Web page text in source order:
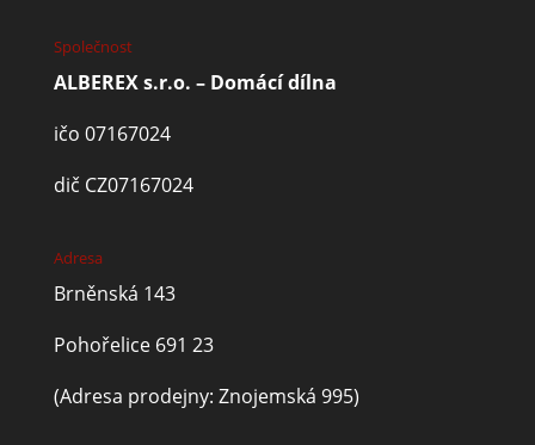
Společnost
ALBEREX s.r.o. – Domácí dílna
ičo 07167024
dič CZ07167024
Adresa
Brněnská 143
Pohořelice 691 23
(Adresa prodejny: Znojemská 995)